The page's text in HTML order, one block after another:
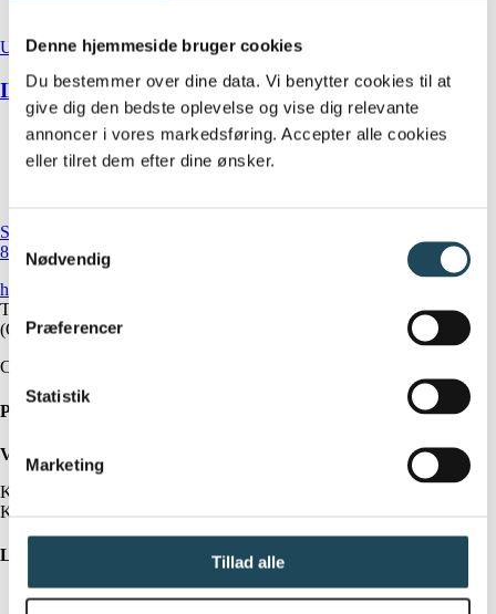
Denne hjemmeside bruger cookies
Du bestemmer over dine data. Vi benytter cookies til at
give dig den bedste oplevelse og vise dig relevante
annoncer i vores markedsføring. Accepter alle cookies
eller tilret dem efter dine ønsker.
Samtykkevalg
Nødvendig
Præferencer
Statistik
Marketing
Tillad alle
Underliv og gynækologisk sundhed
IMT-behandling
Strandparken 6
8000 Aarhus C
hej@klinikundervaerk.dk
Tlf.:
(OBS: Telefonen besvares ikke under behandling)
CVR: 38590081
Praktisk information
Vejledende åbningstider
Kl. 08:00-17:00 mandag til torsdag
Kl. 08:00-16:00 fredag
Links
Samarbejde